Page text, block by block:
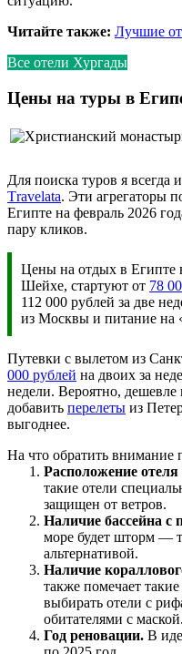
Читайте также: Лучшие
Все отели Хургады
Цены на туры в
Для поиска туров я всегда
Тravelata. Эти агрегаторы
Египте на февраль 2026
пару кликов.
Цены на отдых в Египте
Шейхе, стартуют от 78
112 000 рублей за две
из Москвы и питание на
Путевки c вылетом из
000 рублей на двоих за
недели. Вероятно,
добавить перелеты из
выгоднее.
На что обратить внимание
Расположение отеля
такие отели
защищен от ветров.
Наличие бассейна с
море будет шторм —
альтернативой.
Наличие
также помечает
выбирать отели с
обитателями с маской.
Год реновации. В